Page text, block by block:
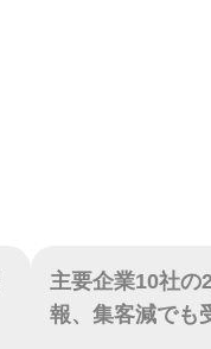
主要企業10社の
報、集客減でも